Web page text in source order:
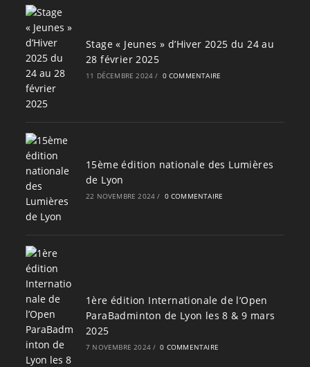
Stage « Jeunes » d’Hiver 2025 du 24 au
28 février 2025
11 DÉCEMBRE 2024 / 0 COMMENTAIRE
15ème édition nationale des Lumières
de Lyon
22 NOVEMBRE 2024 / 0 COMMENTAIRE
1ère édition Internationale de l’Open
ParaBadminton de Lyon les 8 & 9 mars
2025
7 NOVEMBRE 2024 / 0 COMMENTAIRE